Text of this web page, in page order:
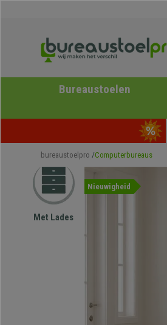
Bureaustoelen
bureaustoelpro Computerbureaus
Met Lades
Nieuwigheid